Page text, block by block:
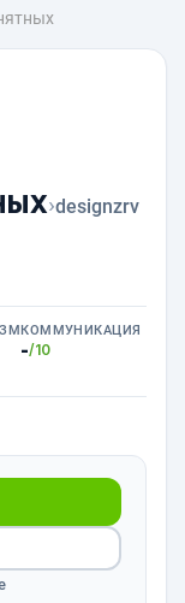
›designzrv
КОММУНИКАЦИЯ
-/10